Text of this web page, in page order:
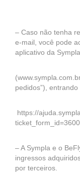
– Caso não tenha
e-mail, você pode
aplicativo da
pedidos”),
https://
– A Sympla e o
ingressos
por terceiros.